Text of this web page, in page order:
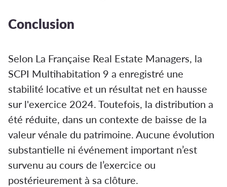
Conclusion
Selon La Française Real Estate Managers, la
SCPI Multihabitation 9 a enregistré une
stabilité locative et un résultat net en hausse
sur l'exercice 2024. Toutefois, la distribution a
été réduite, dans un contexte de baisse de la
valeur vénale du patrimoine. Aucune évolution
substantielle ni événement important n’est
survenu au cours de l’exercice ou
postérieurement à sa clôture.